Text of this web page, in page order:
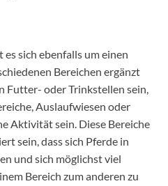
sich ebenfalls um einen
Bereichen ergänzt
Futter- oder Trinkstellen sein,
Auslaufwiesen oder
Aktivität sein. Diese Bereiche
sein, dass sich Pferde in
und sich möglichst viel
Bereich zum anderen zu